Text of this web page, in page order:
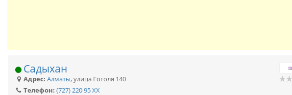
Садыхан
Адрес: Алматы,улица Гоголя 140
Телефон: (727) 220 95 XX